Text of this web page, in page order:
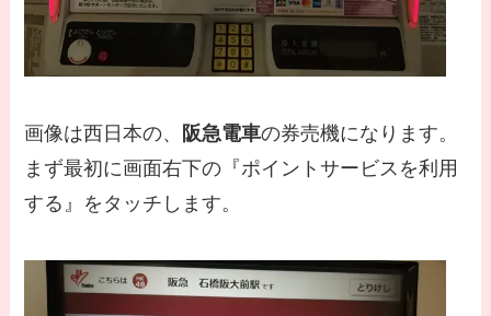
画像は西日本の、 阪急電車の券売機になります。
まず最初に画面右下の『ポイントサービスを利用
する』をタッチします。